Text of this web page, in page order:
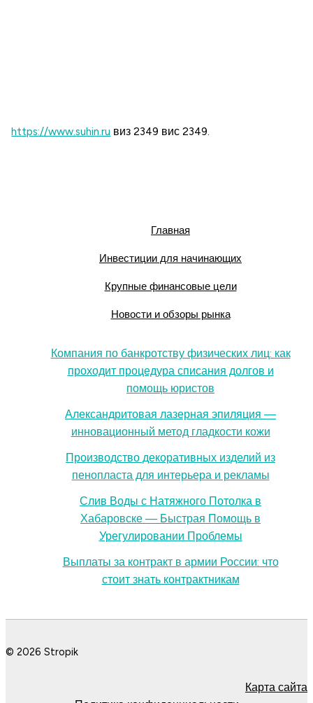
https://www.suhin.ru виз 2349 вис 2349.
Главная
Инвестиции для начинающих
Крупные финансовые цели
Новости и обзоры рынка
Компания по банкротству физических лиц: как
проходит процедура списания долгов и
помощь юристов
Александритовая лазерная эпиляция —
инновационный метод гладкости кожи
Производство декоративных изделий из
пенопласта для интерьера и рекламы
Слив Воды с Натяжного Потолка в
Хабаровске — Быстрая Помощь в
Урегулировании Проблемы
Выплаты за контракт в армии России: что
стоит знать контрактникам
© 2026 Stropik
Карта сайта